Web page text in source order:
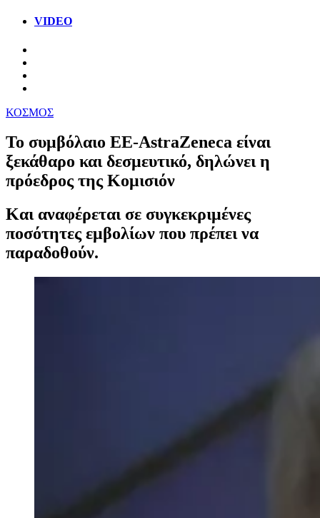
VIDEO
ΚΟΣΜΟΣ
Το συμβόλαιο ΕΕ-AstraZeneca είναι
ξεκάθαρο και δεσμευτικό, δηλώνει η
πρόεδρος της Κομισιόν
Και αναφέρεται σε συγκεκριμένες
ποσότητες εμβολίων που πρέπει να
παραδοθούν.